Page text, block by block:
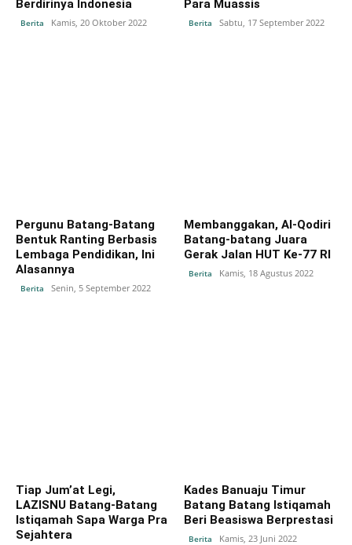
Berdirinya Indonesia
Berita Kamis, 20 Oktober 2022
Para Muassis
Berita Sabtu, 17 September 2022
Pergunu Batang-Batang
Bentuk Ranting Berbasis
Lembaga Pendidikan, Ini
Alasannya
Berita Senin, 5 September 2022
Membanggakan, Al-Qodiri
Batang-batang Juara
Gerak Jalan HUT Ke-77 RI
Berita Kamis, 18 Agustus 2022
Tiap Jum’at Legi,
LAZISNU Batang-Batang
Istiqamah Sapa Warga Pra
Sejahtera
Kades Banuaju Timur
Batang Batang Istiqamah
Beri Beasiswa Berprestasi
Berita Kamis, 23 Juni 2022